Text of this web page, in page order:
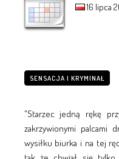
16 lipca
SENSACJA I KRYMINAŁ
"Starzec jedną rękę
zakrzywionymi palcami
wysiłku biurka i na tej